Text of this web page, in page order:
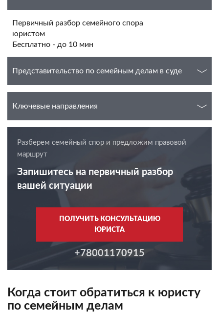
Первичный разбор семейного спора
юристом
Бесплатно - до 10 мин
Представительство по семейным делам в суде
Ключевые направления
Разберем семейный спор и предложим правовой
маршрут
Запишитесь на первичный разбор
вашей ситуации
ПОЛУЧИТЬ КОНСУЛЬТАЦИЮ
ЮРИСТА
+78001170915
Когда стоит обратиться к юристу
по семейным делам